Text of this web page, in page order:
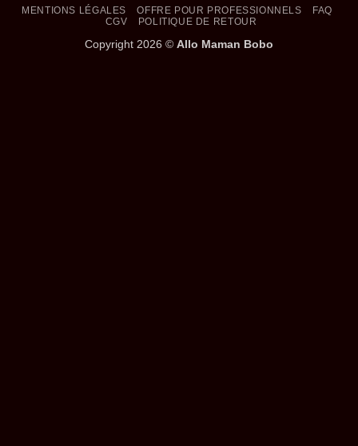
MENTIONS LÉGALES OFFRE POUR PROFESSIONNELS
FAQ
CGV
POLITIQUE DE RETOUR
Copyright 2026 © Allo Maman Bobo